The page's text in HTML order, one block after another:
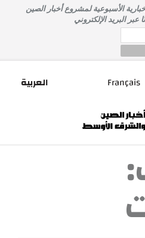
الأسبوعية لمشروع أخبار الصين
عبر البريد الإلكتروني
Français العربية